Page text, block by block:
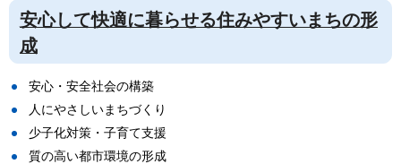
安心して快適に暮らせる住みやすいまちの形
成
安心・安全社会の構築
人にやさしいまちづくり
少子化対策・子育て支援
質の高い都市環境の形成